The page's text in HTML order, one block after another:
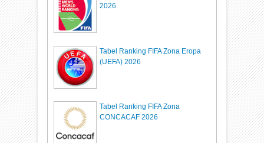
2026
Tabel Ranking FIFA Zona Eropa
(UEFA) 2026
Tabel Ranking FIFA Zona
CONCACAF 2026